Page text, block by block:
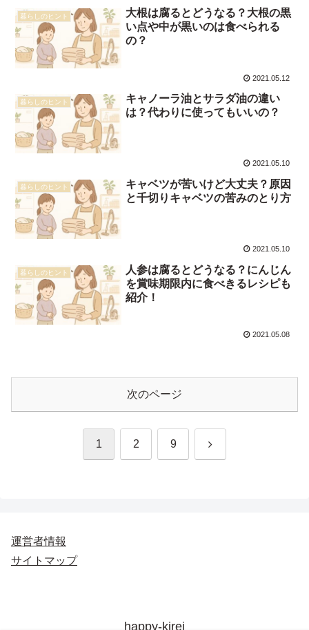
暮らしのヒント
大根は腐るとどうなる？大根の黒
い点や中が黒いのは食べられる
の？
2021.05.12
暮らしのヒント
キャノーラ油とサラダ油の違い
は？代わりに使ってもいいの？
2021.05.10
暮らしのヒント
キャベツが苦いけど大丈夫？原因
と千切りキャベツの苦みのとり方
2021.05.10
暮らしのヒント
人参は腐るとどうなる？にんじん
を賞味期限内に食べきるレシピも
紹介！
2021.05.08
次のページ
1 2 9 次
運営者情報
サイトマップ
happy-kirei